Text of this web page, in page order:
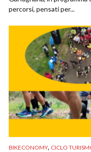
percorsi, pensati per...
BIKECONOMY, CICLO